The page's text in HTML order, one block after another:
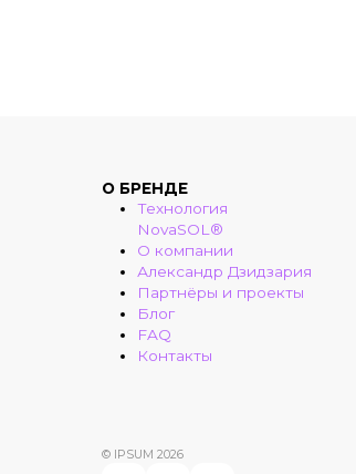
О БРЕНДЕ
Технология
NovaSOL®
О компании
Александр Дзидзария
Партнёры и проекты
Блог
FAQ
Контакты
© IPSUM 2026